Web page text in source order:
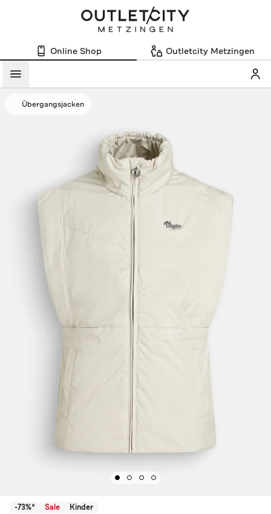
Online Shop Outletcity Metzingen
Menü
Übergangsjacken
-73%* Sale Kinder